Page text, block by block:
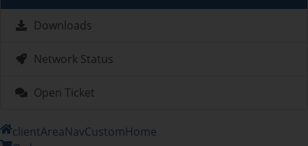
Downloads
Network Status
Open Ticket
clientAreaNavCustomHome